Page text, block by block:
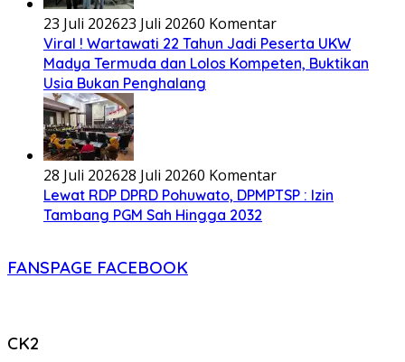
23 Juli 202623 Juli 20260 Komentar
Viral ! Wartawati 22 Tahun Jadi Peserta UKW
Madya Termuda dan Lolos Kompeten, Buktikan
Usia Bukan Penghalang
28 Juli 202628 Juli 20260 Komentar
Lewat RDP DPRD Pohuwato, DPMPTSP : Izin
Tambang PGM Sah Hingga 2032
FANSPAGE FACEBOOK
CK2